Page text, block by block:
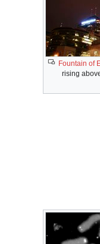
Fountain of
rising